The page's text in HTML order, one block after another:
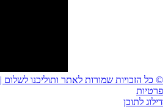
© כל הזכויות שמורות לאתר ותוליכנו לשלום |
פרטיות
דילוג לתוכן